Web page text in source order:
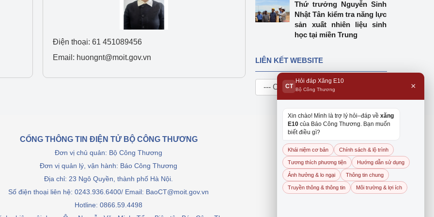
Cơ sở sản xuất, sửa chữa chai chứa
Tổ chức huấn luyện, bồi dưỡng
và đổi mới sáng
Đọc báo giúp bạn
Khu vực miền Bắc
Khu vực miền Trung
Hiệp định EVFTA
Thị trường châu Á – châu Phi
Thị trường châu Âu – châu Mỹ
Điện thoại: 61 451089456
Email: huongnt@moit.gov.vn
Thứ trưởng Nguyễn Sinh
Nhật Tân kiểm tra năng lực
sản xuất nhiên liệu sinh
học tại miền Trung
LIÊN KẾT WEBSITE
CỔNG THÔNG TIN ĐIỆN TỬ BỘ CÔNG THƯƠNG
Đơn vị chủ quản: Bộ Công Thương
Đơn vị quản lý, vận hành: Báo Công Thương
Địa chỉ: 23 Ngô Quyền, thành phố Hà Nội.
Số điện thoại liên hệ: 0243.936.6400/ Email: BaoCT@moit.gov.vn
Hotline: 0866.59.4498
CT
Hỏi đáp Xăng E10
Bộ Công Thương ×
Xin chào! Mình là trợ lý hỏi–đáp về xăng
E10 của Báo Công Thương. Bạn muốn
biết điều gì?
Khái niệm cơ bản Chính sách & lộ trình
Tương thích phương tiện Hướng dẫn sử dụng
Ảnh hưởng & lo ngại Thông tin chung
Truyền thông & thông tin Môi trường & lợi ích